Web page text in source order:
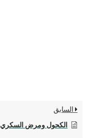
السابق
الكحول ومرض السكري